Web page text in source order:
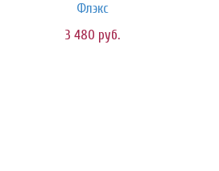
Флэкс
3 480 руб.